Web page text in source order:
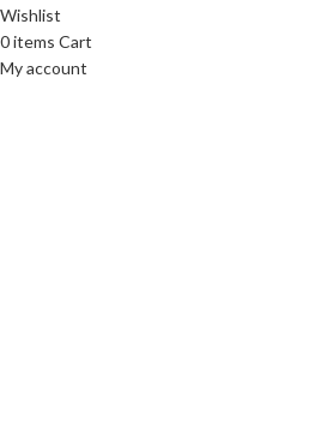
Wishlist
0items Cart
My account